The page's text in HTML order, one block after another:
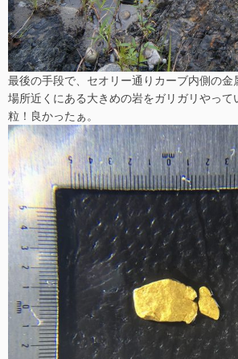
最後の手段で、セオリー通りカーブ内側の金
場所近くにある大きめの岩をガリガリやって
粒！良かったぁ。